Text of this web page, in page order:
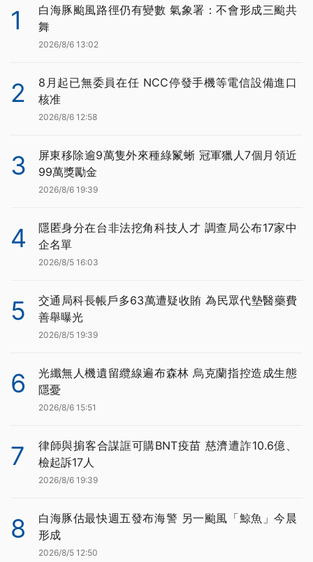
1
白海豚颱風路徑仍有變數 氣象署：不會形成三颱共
舞
2026/8/6 13:02
2
8月起已無委員在任 NCC停發手機等電信設備進口
核准
2026/8/6 12:58
3
屏東移除逾9萬隻外來種綠鬣蜥 冠軍獵人7個月領近
99萬獎勵金
2026/8/6 19:39
4
隱匿身分在台非法挖角科技人才 調查局公布17家中
企名單
2026/8/5 16:03
5
交通局科長帳戶多63萬遭疑收賄 為民眾代墊醫藥費
善舉曝光
2026/8/5 19:39
6
光纖無人機遺留纜線遍布森林 烏克蘭指控造成生態
隱憂
2026/8/6 15:51
7
律師與掮客合謀誆可購BNT疫苗 慈濟遭詐10.6億、
檢起訴17人
2026/8/6 19:39
8
白海豚估最快週五發布海警 另一颱風「鯨魚」今晨
形成
2026/8/5 12:50